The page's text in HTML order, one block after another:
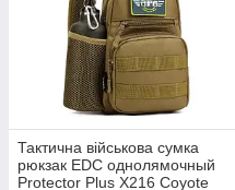
Тактична військова сумка
рюкзак EDC однолямочный
Protector Plus X216 Coyote